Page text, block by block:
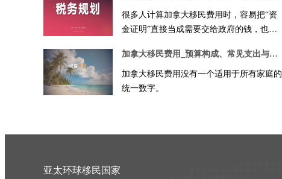
很多人计算加拿大移民费用时，容易把“资
金证明”直接当成需要交给政府的钱，也有
加拿大移民费用_预算构成、常见支出与准备重点
加拿大移民费用没有一个适用于所有家庭的
统一数字。
亚太环球移民国家